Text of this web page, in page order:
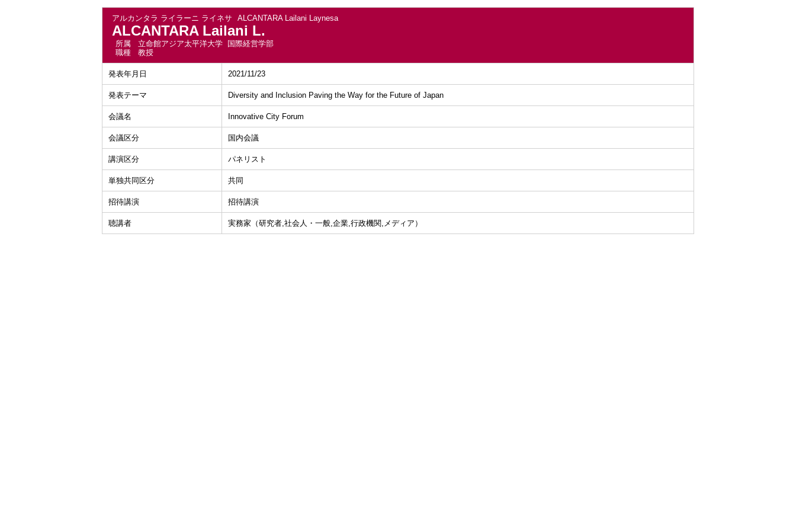
アルカンタラ ライラーニ ライネサ ALCANTARA Lailani Laynesa
ALCANTARA Lailani L.
所属
立命館アジア太平洋大学 国際経営学部
職種
教授
発表年月日 2021/11/23
発表テーマ Diversity and Inclusion Paving the Way for the Future of Japan
会議名 Innovative City Forum
会議区分 国内会議
講演区分 パネリスト
単独共同区分 共同
招待講演 招待講演
聴講者 実務家（研究者,社会人・一般,企業,行政機関,メディア）